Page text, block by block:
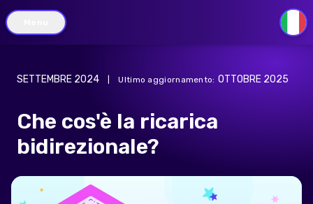
IT
SETTEMBRE 2024 Ultimo aggiornamento: OTTOBRE 2025
Che cos'è la ricarica
bidirezionale?